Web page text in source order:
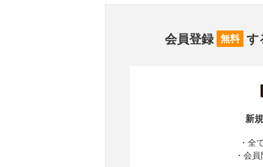
会員登録 無料 す
新
・全
・会